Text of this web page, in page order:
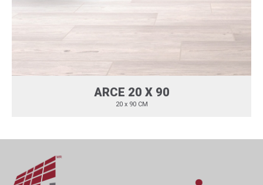
ARCE 20 X 90
20 x 90 CM